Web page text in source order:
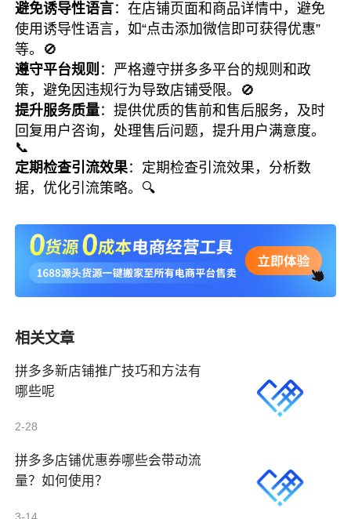
避免诱导性语言：在店铺页面和商品详情中，避免
使用诱导性语言，如“点击添加微信即可获得优惠”
等。🚫
遵守平台规则 ：严格遵守拼多多平台的规则和政
策，避免因违规行为导致店铺受限。🚫
提升服务质量：提供优质的售前和售后服务，及时
回复用户咨询，处理售后问题，提升用户满意度。
📞
定期检查引流效果：定期检查引流效果，分析数
据，优化引流策略。🔍
相关文章
拼多多新店铺推广技巧和方法有
哪些呢
2-28
拼多多店铺优惠券哪些会带动流
量？如何使用？